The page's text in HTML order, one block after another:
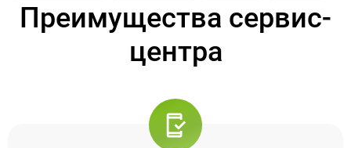
Преимущества сервис-
центра